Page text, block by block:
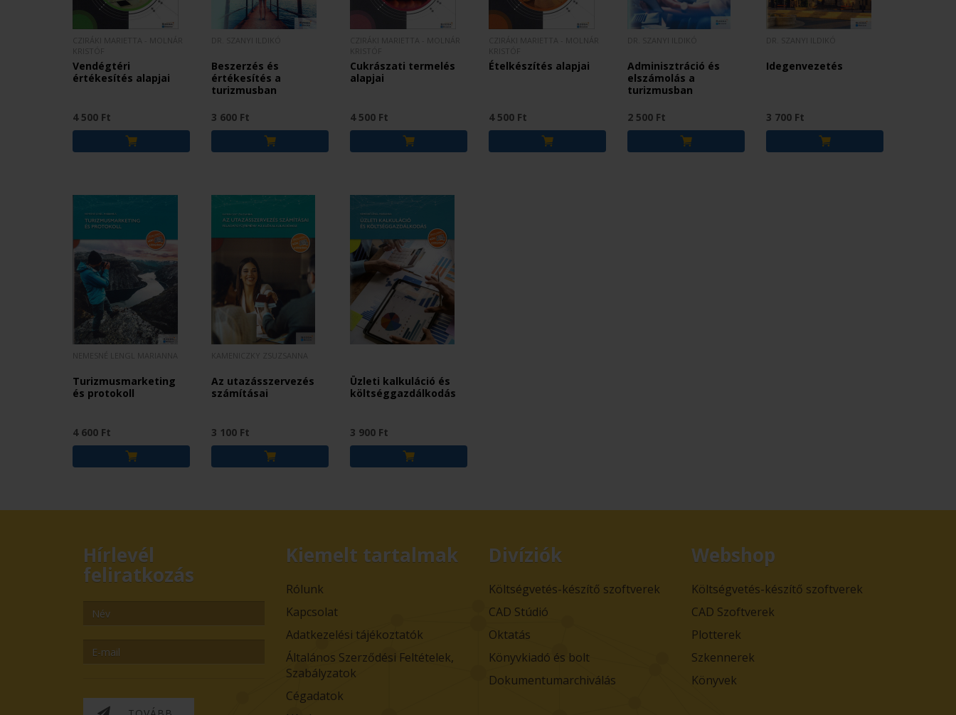
Vendégtéri
értékesítés alapjai
4 500 Ft
Beszerzés és
értékesítés a
turizmusban
3 600 Ft
Cukrászati termelés
alapjai
4 500 Ft
Ételkészítés alapjai
4 500 Ft
Adminisztráció és
elszámolás a
turizmusban
2 500 Ft
Idegenvezetés
3 700 Ft
Turizmusmarketing
és protokoll
4 600 Ft
Az utazásszervezés
számításai
3 100 Ft
Üzleti kalkuláció és
költséggazdálkodás
3 900 Ft
Hírlevél
feliratkozás
Kiemelt tartalmak
Rólunk
Kapcsolat
Adatkezelési tájékoztatók
Általános Szerződési Feltételek,
Szabályzatok
Cégadatok
Divíziók
Költségvetés-készítő szoftverek
CAD Stúdió
Oktatás
Könyvkiadó és bolt
Dokumentumarchiválás
Webshop
Költségvetés-készítő szoftverek
CAD Szoftverek
Plotterek
Szkennerek
Könyvek